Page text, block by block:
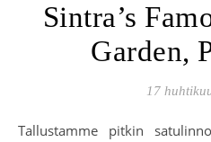
Sintra’s
Garden,
17
Tallustamme pitkin satulinnojen värittämän kaupungin